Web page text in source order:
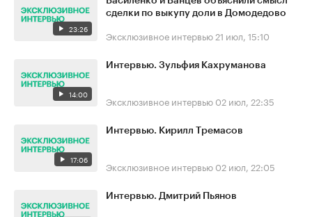
23:26
сделки по выкупу доли в Домодедово
Эксклюзивное интервью 21 июл, 15:10
14:00
Интервью. Зульфия Кахруманова
Эксклюзивное интервью 02 июл, 22:35
17:06
Интервью. Кирилл Тремасов
Эксклюзивное интервью 02 июл, 22:05
Интервью. Дмитрий Пьянов